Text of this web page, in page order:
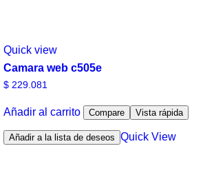
Quick view
Camara web c505e
$229.081
Añadir al carrito Compare Vista rápida
Añadir a la lista de deseos Quick View